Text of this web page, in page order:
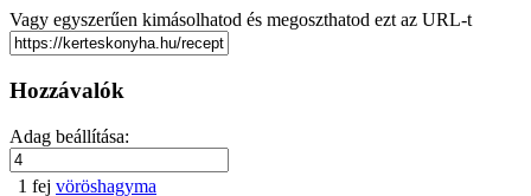
Vagy egyszerűen kimásolhatod és megoszthatod ezt az URL-t
Hozzávalók
Adag beállítása:
1 fej vöröshagyma